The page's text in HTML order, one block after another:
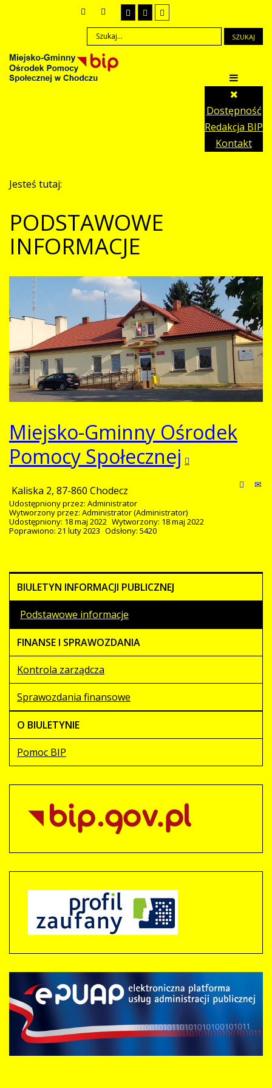
SZUKAJ
Dostępność
Redakcja BIP
Kontakt
Jesteś tutaj:
PODSTAWOWE
INFORMACJE
Miejsko-Gminny Ośrodek
Pomocy Społecznej
Kaliska 2, 87-860 Chodecz
Udostępniony przez: Administrator
Wytworzony przez: Administrator(Administrator)
Udostępniony: 18 maj 2022 Wytworzony: 18 maj 2022
Poprawiono: 21 luty 2023 Odsłony: 5420
BIULETYN INFORMACJI PUBLICZNEJ
Podstawowe informacje
FINANSE I SPRAWOZDANIA
Kontrola zarządcza
Sprawozdania finansowe
O BIULETYNIE
Pomoc BIP